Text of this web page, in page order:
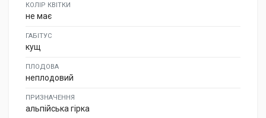
КОЛІР КВІТКИ
не має
ГАБІТУС
кущ
ПЛОДОВА
неплодовий
ПРИЗНАЧЕННЯ
альпійська гірка